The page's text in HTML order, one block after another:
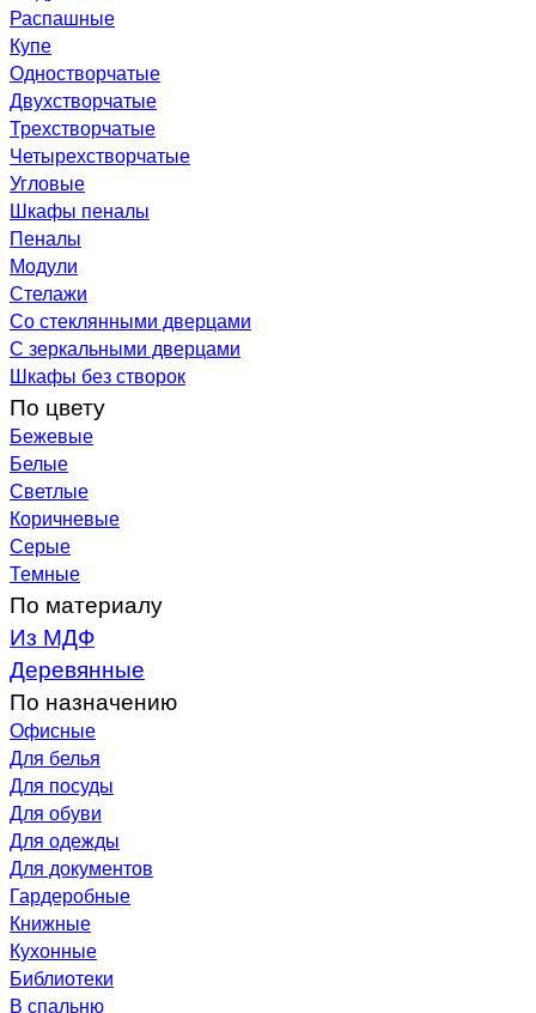
Распашные
Купе
Одностворчатые
Двухстворчатые
Трехстворчатые
Четырехстворчатые
Угловые
Шкафы пеналы
Пеналы
Модули
Стелажи
Со стеклянными дверцами
С зеркальными дверцами
Шкафы без створок
По цвету
Бежевые
Белые
Светлые
Коричневые
Серые
Темные
По материалу
Из МДФ
Деревянные
По назначению
Офисные
Для белья
Для посуды
Для обуви
Для одежды
Для документов
Гардеробные
Книжные
Кухонные
Библиотеки
В спальню